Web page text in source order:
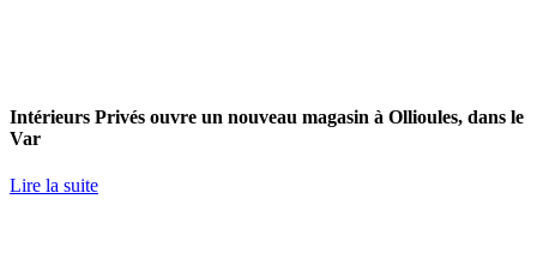
Intérieurs Privés ouvre un nouveau magasin à Ollioules, dans le
Var
Lire la suite